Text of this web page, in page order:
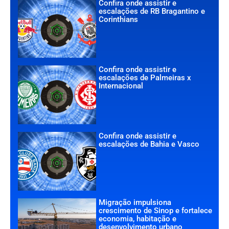
Confira onde assistir e
escalações de RB Bragantino e
Corinthians
Confira onde assistir e
escalações de Palmeiras x
Internacional
Confira onde assistir e
escalações de Bahia e Vasco
Migração impulsiona
crescimento de Sinop e fortalece
economia, habitação e
desenvolvimento urbano